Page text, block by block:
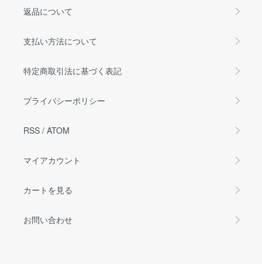
返品について
支払い方法について
特定商取引法に基づく表記
プライバシーポリシー
RSS / ATOM
マイアカウント
カートを見る
お問い合わせ